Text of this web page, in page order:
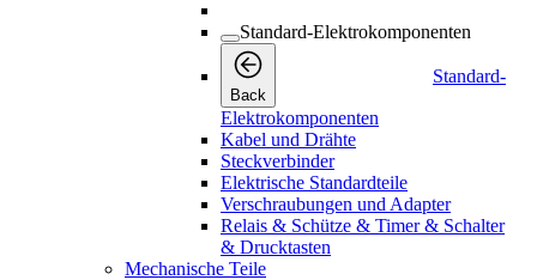
Standard-Elektrokomponenten
Back
Standard-
Elektrokomponenten
Kabel und Drähte
Steckverbinder
Elektrische Standardteile
Verschraubungen und Adapter
Relais & Schütze & Timer & Schalter
& Drucktasten
Mechanische Teile